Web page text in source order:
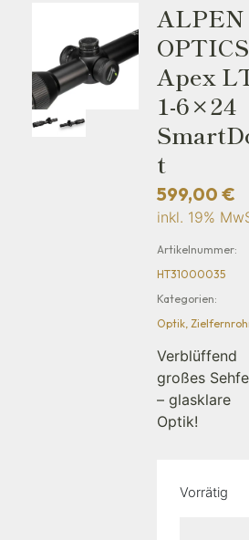
ALPEN
OPTICS
Apex
1-6×24
T
599,00€
inkl. 19%
Artikelnummer:
HT31000035
Kategorien:
Optik,
Verblüffend
großes
– glasklare
Optik!
Vorrätig